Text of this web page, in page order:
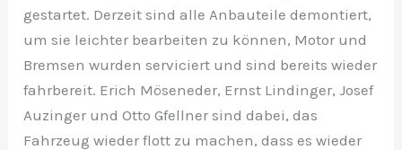
gestartet. Derzeit sind alle Anbauteile demontiert,
um sie leichter bearbeiten zu können, Motor und
Bremsen wurden serviciert und sind bereits wieder
fahrbereit. Erich Möseneder, Ernst Lindinger, Josef
Auzinger und Otto Gfellner sind dabei, das
Fahrzeug wieder flott zu machen, dass es wieder